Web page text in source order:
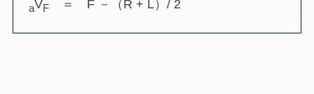
aVF ＝ F －（R + L）/ 2